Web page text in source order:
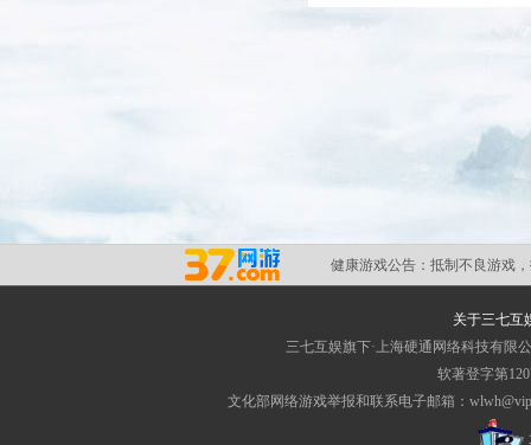
健康游戏公告： 抵制不良游戏
关于三七互
三七互娱旗下·上海硬通网络科技有限
软著登字第
文化部网络游戏举报和联系电子邮箱：